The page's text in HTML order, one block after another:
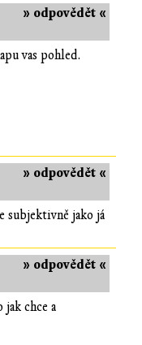
» odpovědět «
vas pohled.
» odpovědět «
subjektivně jako já
» odpovědět «
chce a